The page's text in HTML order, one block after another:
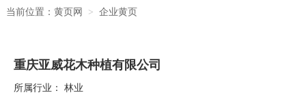
当前位置： 黄页网 > 企业黄页
重庆亚威花木种植有限公司
所属行业： 林业